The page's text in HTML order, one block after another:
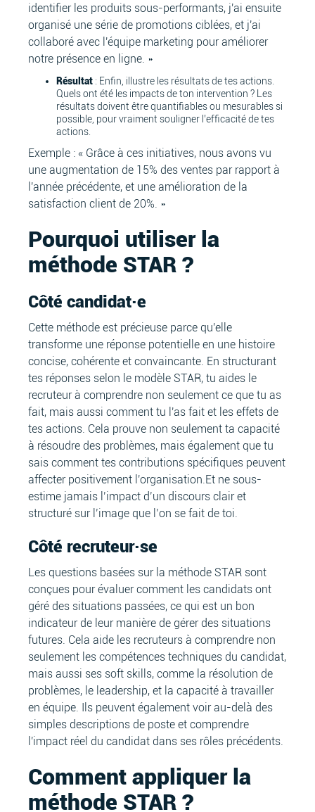
identifier les produits sous-performants, j'ai ensuite
organisé une série de promotions ciblées, et j'ai
collaboré avec l'équipe marketing pour améliorer
notre présence en ligne. »
Résultat : Enfin, illustre les résultats de tes actions.
Quels ont été les impacts de ton intervention ? Les
résultats doivent être quantifiables ou mesurables si
possible, pour vraiment souligner l’efficacité de tes
actions.
Exemple : « Grâce à ces initiatives, nous avons vu
une augmentation de 15% des ventes par rapport à
l'année précédente, et une amélioration de la
satisfaction client de 20%. »
Pourquoi utiliser la
méthode STAR ?
Côté candidat·e
Cette méthode est précieuse parce qu'elle
transforme une réponse potentielle en une histoire
concise, cohérente et convaincante. En structurant
tes réponses selon le modèle STAR, tu aides le
recruteur à comprendre non seulement ce que tu as
fait, mais aussi comment tu l'as fait et les effets de
tes actions. Cela prouve non seulement ta capacité
à résoudre des problèmes, mais également que tu
sais comment tes contributions spécifiques peuvent
affecter positivement l'organisation.Et ne sous-
estime jamais l’impact d’un discours clair et
structuré sur l’image que l’on se fait de toi.
Côté recruteur·se
Les questions basées sur la méthode STAR sont
conçues pour évaluer comment les candidats ont
géré des situations passées, ce qui est un bon
indicateur de leur manière de gérer des situations
futures. Cela aide les recruteurs à comprendre non
seulement les compétences techniques du candidat,
mais aussi ses soft skills, comme la résolution de
problèmes, le leadership, et la capacité à travailler
en équipe. Ils peuvent également voir au-delà des
simples descriptions de poste et comprendre
l'impact réel du candidat dans ses rôles précédents.
Comment appliquer la
méthode STAR ?